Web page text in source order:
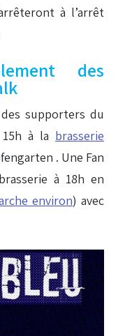
à l’arrêt
des
supporters du
à la brasserie
. Une Fan
à 18h en
environ) avec